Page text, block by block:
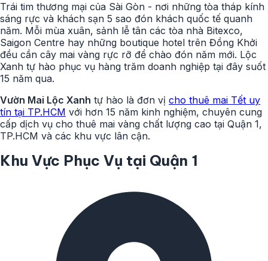
Trái tim thương mại của Sài Gòn - nơi những tòa tháp kính
sáng rực và khách sạn 5 sao đón khách quốc tế quanh
năm. Mỗi mùa xuân, sảnh lễ tân các tòa nhà Bitexco,
Saigon Centre hay những boutique hotel trên Đồng Khởi
đều cần cây mai vàng rực rỡ để chào đón năm mới. Lộc
Xanh tự hào phục vụ hàng trăm doanh nghiệp tại đây suốt
15 năm qua.
Vườn Mai Lộc Xanh tự hào là đơn vị cho thuê mai Tết uy
tín tại TP.HCM với hơn 15 năm kinh nghiệm, chuyên cung
cấp dịch vụ cho thuê mai vàng chất lượng cao tại Quận 1,
TP.HCM và các khu vực lân cận.
Khu Vực Phục Vụ tại Quận 1